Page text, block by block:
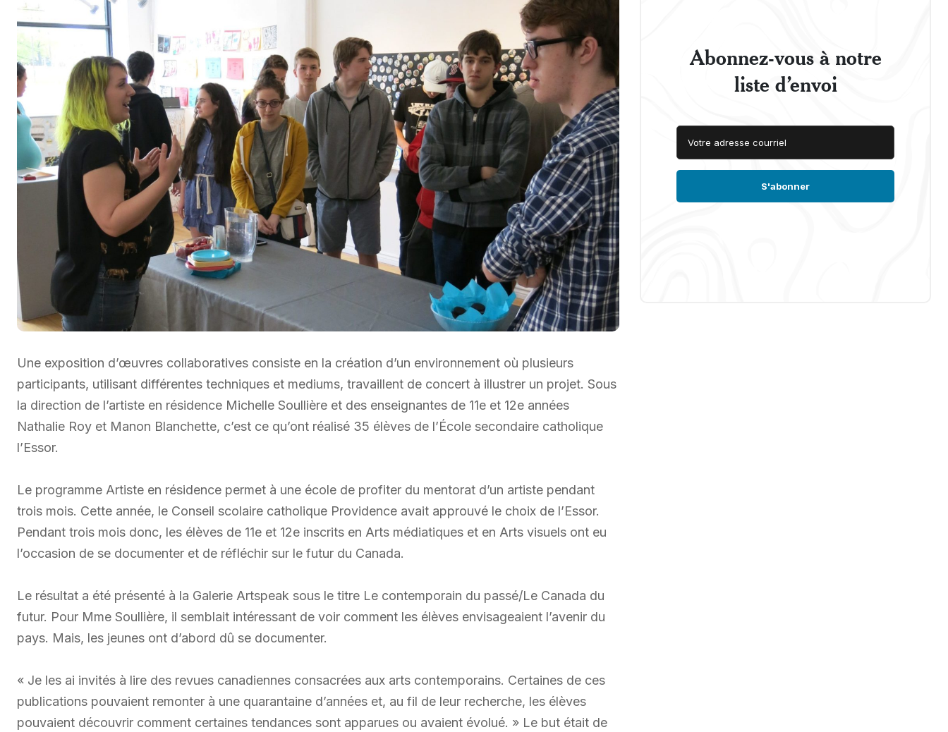
Une exposition d’œuvres collaboratives consiste en la création d’un environnement où plusieurs
participants, utilisant différentes techniques et mediums, travaillent de concert à illustrer un projet. Sous
la direction de l’artiste en résidence Michelle Soullière et des enseignantes de 11e et 12e années
Nathalie Roy et Manon Blanchette, c’est ce qu’ont réalisé 35 élèves de l’École secondaire catholique
l’Essor.
Le programme Artiste en résidence permet à une école de profiter du mentorat d’un artiste pendant
trois mois. Cette année, le Conseil scolaire catholique Providence avait approuvé le choix de l’Essor.
Pendant trois mois donc, les élèves de 11e et 12e inscrits en Arts médiatiques et en Arts visuels ont eu
l’occasion de se documenter et de réfléchir sur le futur du Canada.
Le résultat a été présenté à la Galerie Artspeak sous le titre Le contemporain du passé/Le Canada du
futur. Pour Mme Soullière, il semblait intéressant de voir comment les élèves envisageaient l’avenir du
pays. Mais, les jeunes ont d’abord dû se documenter.
« Je les ai invités à lire des revues canadiennes consacrées aux arts contemporains. Certaines de ces
publications pouvaient remonter à une quarantaine d’années et, au fil de leur recherche, les élèves
pouvaient découvrir comment certaines tendances sont apparues ou avaient évolué. » Le but était de
Abonnez-vous à notre
liste d’envoi